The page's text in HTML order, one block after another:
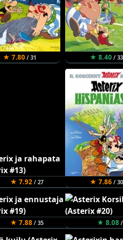
★ 7.80/ 31 ★ 8.40/ 33
★ 7.92/ 27 ★ 7.86/ 30
★ 7.88/ 35 ★ 8.08/